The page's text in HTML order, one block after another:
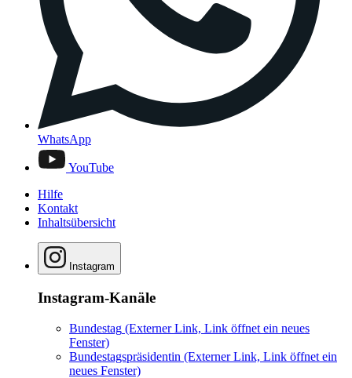
WhatsApp
YouTube
Hilfe
Kontakt
Inhaltsübersicht
Instagram
Instagram-Kanäle
Bundestag (Externer Link, Link öffnet ein neues
Fenster)
Bundestagspräsidentin (Externer Link, Link öffnet ein
neues Fenster)